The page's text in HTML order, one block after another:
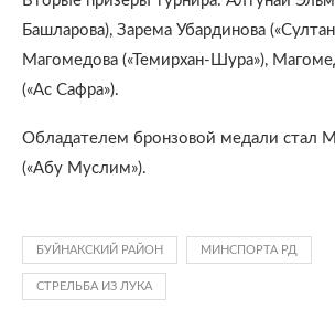
Башларова), Зарема Убардинова
Магомедова («Темирхан-Шура»),
(«Ас Сафра»).
Обладателем бронзовой медали стал
(«Абу Муслим»).
БУЙНАКСКИЙ РАЙОН МИНСПОРТА РД
СТРЕЛЬБА ИЗ ЛУКА